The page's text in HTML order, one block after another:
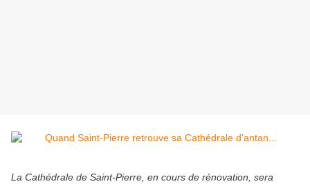
La Cathédrale de Saint-Pierre, en cours de rénovation, sera